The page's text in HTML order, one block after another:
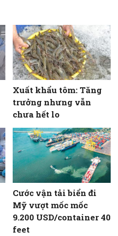
Xuất khẩu tôm: Tăng
trưởng nhưng vẫn
chưa hết lo
Cước vận tải biển đi
Mỹ vượt mốc mốc
9.200 USD/container 40
feet